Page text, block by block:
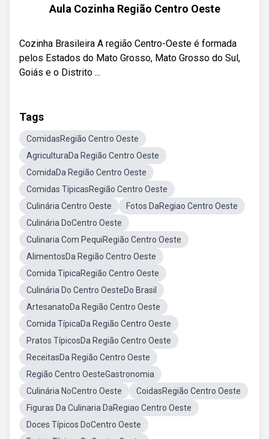
Aula Cozinha Região Centro Oeste
Cozinha Brasileira A região Centro-Oeste é formada
pelos Estados do Mato Grosso, Mato Grosso do Sul,
Goiás e o Distrito ...
Tags
ComidasRegião Centro Oeste
AgriculturaDa Região Centro Oeste
ComidaDa Região Centro Oeste
Comidas TípicasRegião Centro Oeste
Culinária Centro Oeste
Fotos DaRegiao Centro Oeste
Culinária DoCentro Oeste
Culinaria Com PequiRegião Centro Oeste
AlimentosDa Região Centro Oeste
Comida TipicaRegião Centro Oeste
Culinária Do Centro OesteDo Brasil
ArtesanatoDa Região Centro Oeste
Comida TípicaDa Região Centro Oeste
Pratos TípicosDa Região Centro Oeste
ReceitasDa Região Centro Oeste
Região Centro OesteGastronomia
Culinária NoCentro Oeste
CoidasRegião Centro Oeste
Figuras Da Culinaria DaRegiao Centro Oeste
Doces Típicos DoCentro Oeste